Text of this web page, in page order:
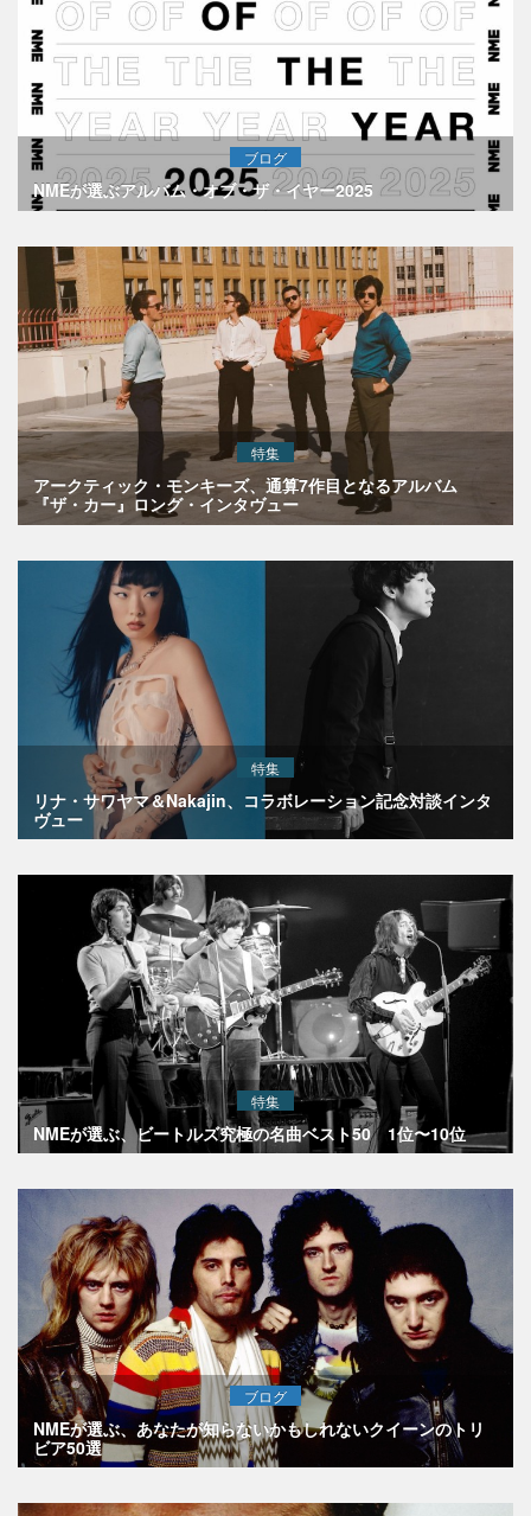
ブログ
NMEが選ぶアルバム・オブ・ザ・イヤー2025
特集
アークティック・モンキーズ、通算7作目となるアルバム
『ザ・カー』ロング・インタヴュー
特集
リナ・サワヤマ＆Nakajin、コラボレーション記念対談インタ
ヴュー
特集
NMEが選ぶ、ビートルズ究極の名曲ベスト50 1位〜10位
ブログ
NMEが選ぶ、あなたが知らないかもしれないクイーンのトリ
ビア50選